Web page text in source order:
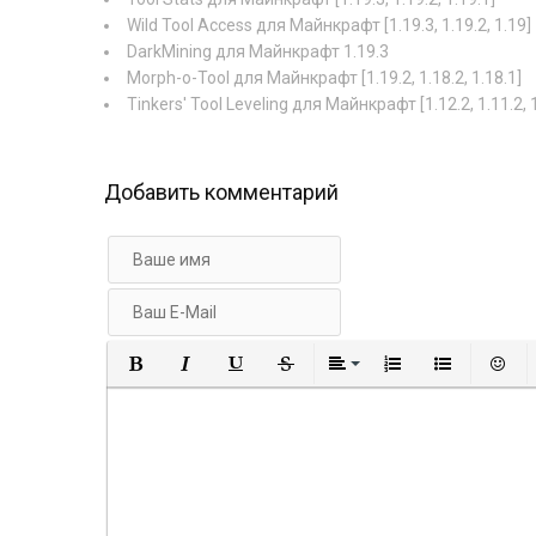
Wild Tool Access для Майнкрафт [1.19.3, 1.19.2, 1.19]
DarkMining для Майнкрафт 1.19.3
Morph-o-Tool для Майнкрафт [1.19.2, 1.18.2, 1.18.1]
Tinkers' Tool Leveling для Майнкрафт [1.12.2, 1.11.2,
Добавить комментарий
Полужирный
КурсивПодчеркнутый
ЗачеркнутыйВыравнивание